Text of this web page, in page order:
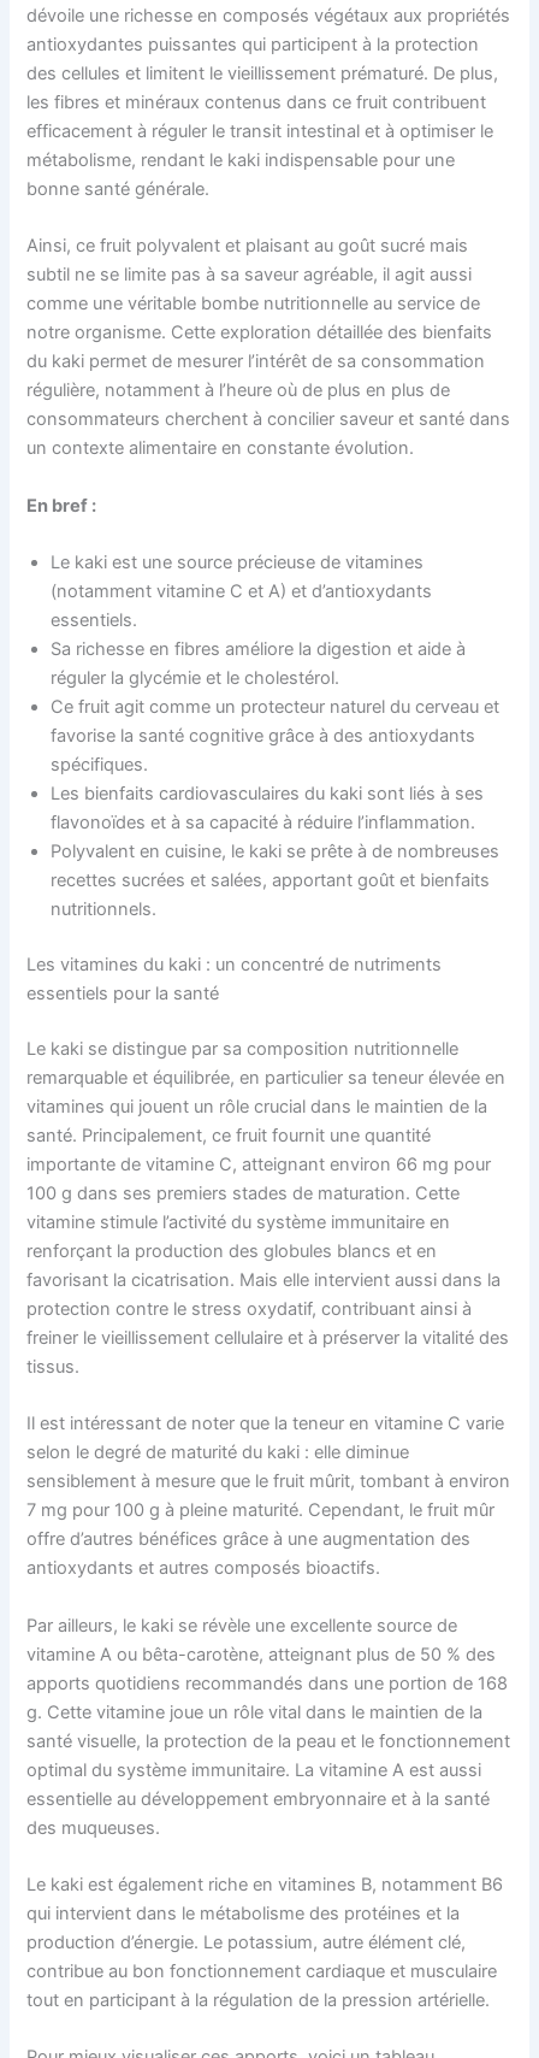
dévoile une richesse en composés végétaux aux propriétés
antioxydantes puissantes qui participent à la protection
des cellules et limitent le vieillissement prématuré. De plus,
les fibres et minéraux contenus dans ce fruit contribuent
efficacement à réguler le transit intestinal et à optimiser le
métabolisme, rendant le kaki indispensable pour une
bonne santé générale.
Ainsi, ce fruit polyvalent et plaisant au goût sucré mais
subtil ne se limite pas à sa saveur agréable, il agit aussi
comme une véritable bombe nutritionnelle au service de
notre organisme. Cette exploration détaillée des bienfaits
du kaki permet de mesurer l’intérêt de sa consommation
régulière, notamment à l’heure où de plus en plus de
consommateurs cherchent à concilier saveur et santé dans
un contexte alimentaire en constante évolution.
En bref :
Le kaki est une source précieuse de vitamines
(notamment vitamine C et A) et d’antioxydants
essentiels.
Sa richesse en fibres améliore la digestion et aide à
réguler la glycémie et le cholestérol.
Ce fruit agit comme un protecteur naturel du cerveau et
favorise la santé cognitive grâce à des antioxydants
spécifiques.
Les bienfaits cardiovasculaires du kaki sont liés à ses
flavonoïdes et à sa capacité à réduire l’inflammation.
Polyvalent en cuisine, le kaki se prête à de nombreuses
recettes sucrées et salées, apportant goût et bienfaits
nutritionnels.
Les vitamines du kaki : un concentré de nutriments
essentiels pour la santé
Le kaki se distingue par sa composition nutritionnelle
remarquable et équilibrée, en particulier sa teneur élevée en
vitamines qui jouent un rôle crucial dans le maintien de la
santé. Principalement, ce fruit fournit une quantité
importante de vitamine C, atteignant environ 66 mg pour
100 g dans ses premiers stades de maturation. Cette
vitamine stimule l’activité du système immunitaire en
renforçant la production des globules blancs et en
favorisant la cicatrisation. Mais elle intervient aussi dans la
protection contre le stress oxydatif, contribuant ainsi à
freiner le vieillissement cellulaire et à préserver la vitalité des
tissus.
Il est intéressant de noter que la teneur en vitamine C varie
selon le degré de maturité du kaki : elle diminue
sensiblement à mesure que le fruit mûrit, tombant à environ
7 mg pour 100 g à pleine maturité. Cependant, le fruit mûr
offre d’autres bénéfices grâce à une augmentation des
antioxydants et autres composés bioactifs.
Par ailleurs, le kaki se révèle une excellente source de
vitamine A ou bêta-carotène, atteignant plus de 50 % des
apports quotidiens recommandés dans une portion de 168
g. Cette vitamine joue un rôle vital dans le maintien de la
santé visuelle, la protection de la peau et le fonctionnement
optimal du système immunitaire. La vitamine A est aussi
essentielle au développement embryonnaire et à la santé
des muqueuses.
Le kaki est également riche en vitamines B, notamment B6
qui intervient dans le métabolisme des protéines et la
production d’énergie. Le potassium, autre élément clé,
contribue au bon fonctionnement cardiaque et musculaire
tout en participant à la régulation de la pression artérielle.